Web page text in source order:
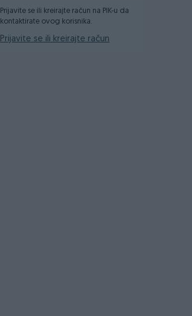
Prijavite se ili kreirajte račun na PIK-u da
kontaktirate ovog korisnika.
Prijavite se ili kreirajte račun